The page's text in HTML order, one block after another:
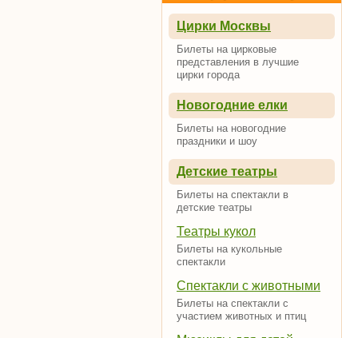
Цирки Москвы
Билеты на цирковые
представления в лучшие
цирки города
Новогодние елки
Билеты на новогодние
праздники и шоу
Детские театры
Билеты на спектакли в
детские театры
Театры кукол
Билеты на кукольные
спектакли
Спектакли с животными
Билеты на спектакли с
участием животных и птиц